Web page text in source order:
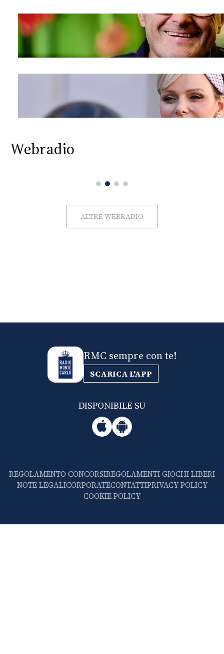
Webradio
ALTRE WEBRADIO
RMC sempre con te!
SCARICA L'APP
DISPONIBILE SU
REGOLAMENTO CONCORSIREGOLAMENTI GIOCHI LIBERI
NOTE LEGALICORPORATECONTATTIPRIVACY POLICY
COOKIE POLICY